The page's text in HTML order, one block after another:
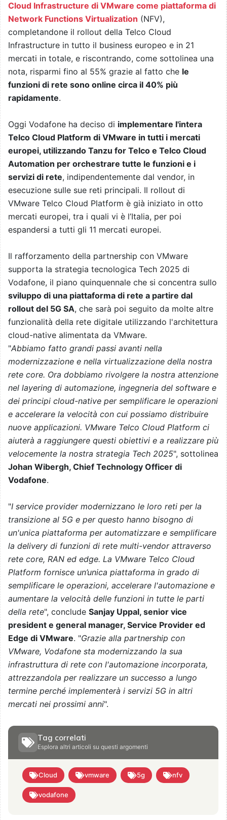
Cloud Infrastructure di VMware come piattaforma di
Network Functions Virtualization (NFV),
completandone il rollout della Telco Cloud
Infrastructure in tutto il business europeo e in 21
mercati in totale, e riscontrando, come sottolinea una
nota, risparmi fino al 55% grazie al fatto che le
funzioni di rete sono online circa il 40% più
rapidamente.
Oggi Vodafone ha deciso di implementare l'intera
Telco Cloud Platform di VMware in tutti i mercati
europei, utilizzando Tanzu for Telco e Telco Cloud
Automation per orchestrare tutte le funzioni e i
servizi di rete, indipendentemente dal vendor, in
esecuzione sulle sue reti principali. Il rollout di
VMware Telco Cloud Platform è già iniziato in otto
mercati europei, tra i quali vi è l’Italia, per poi
espandersi a tutti gli 11 mercati europei.
Il rafforzamento della partnership con VMware
supporta la strategia tecnologica Tech 2025 di
Vodafone, il piano quinquennale che si concentra sullo
sviluppo di una piattaforma di rete a partire dal
rollout del 5G SA, che sarà poi seguito da molte altre
funzionalità della rete digitale utilizzando l'architettura
cloud-native alimentata da VMware.
"Abbiamo fatto grandi passi avanti nella
modernizzazione e nella virtualizzazione della nostra
rete core. Ora dobbiamo rivolgere la nostra attenzione
nel layering di automazione, ingegneria del software e
dei principi cloud-native per semplificare le operazioni
e accelerare la velocità con cui possiamo distribuire
nuove applicazioni. VMware Telco Cloud Platform ci
aiuterà a raggiungere questi obiettivi e a realizzare più
velocemente la nostra strategia Tech 2025", sottolinea
Johan Wibergh, Chief Technology Officer di
Vodafone.
"I service provider modernizzano le loro reti per la
transizione al 5G e per questo hanno bisogno di
un'unica piattaforma per automatizzare e semplificare
la delivery di funzioni di rete multi-vendor attraverso
rete core, RAN ed edge. La VMware Telco Cloud
Platform fornisce un’unica piattaforma in grado di
semplificare le operazioni, accelerare l'automazione e
aumentare la velocità delle funzioni in tutte le parti
della rete", conclude Sanjay Uppal, senior vice
president e general manager, Service Provider ed
Edge di VMware. "Grazie alla partnership con
VMware, Vodafone sta modernizzando la sua
infrastruttura di rete con l'automazione incorporata,
attrezzandola per realizzare un successo a lungo
termine perché implementerà i servizi 5G in altri
mercati nei prossimi anni".
Tag correlati
Esplora altri articoli su questi argomenti
Cloud vmware 5g nfv
vodafone